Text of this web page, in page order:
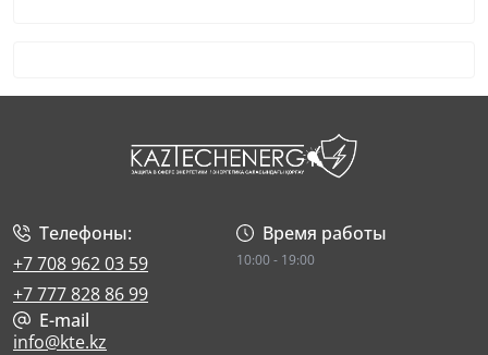
Телефоны:
+7 708 962 03 59
+7 777 828 86 99
Время работы
10:00 - 19:00
E-mail
info@kte.kz